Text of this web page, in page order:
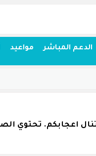
الدعم المباشر مواعيد